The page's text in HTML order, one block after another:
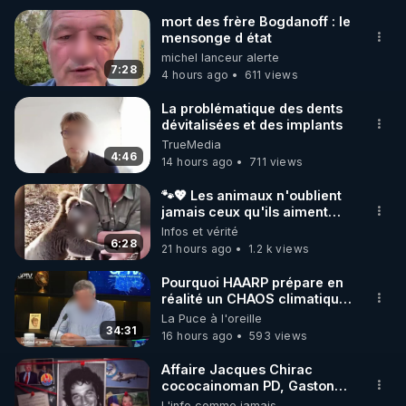
🌱 INSTAGRAM
https://www.instagram.com/rdlr_thierrycasasnovas/
http://rgnr.li/instagram
🌱 LA NEWSLETTER
Pour ne pas rater l’actualité RGNR (stages,
http://rgnr.li/news
🌱 VIDÉOS NON CENSURÉES SUR ODYSEE
Toutes les vidéos Youtube sont aussi sur la
http://rgnr.li/odysee
🌱 LES STAGES EN PRÉSENTIEL
7:28
mort des frère Bogdanoff : le
mensonge d état
michel lanceur alerte
4 hours ago
611 views
4:46
La problématique des dents
dévitalisées et des implants
TrueMedia
14 hours ago
711 views
6:28
🐾💖 Les animaux n'oublient
jamais ceux qu'ils aiment…
🥹❤️
Infos et vérité
21 hours ago
1.2 k views
34:31
Pourquoi HAARP prépare en
réalité un CHAOS climatique,
on répond
La Puce à l'oreille
16 hours ago
593 views
Affaire Jacques Chirac
cococainoman PD, Gaston
Flosse IDEM, les barbouses,